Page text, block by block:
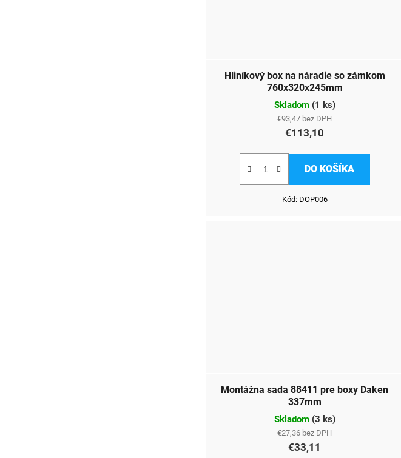
Hliníkový box na náradie so zámkom
760x320x245mm
Skladom (1 ks)
€93,47 bez DPH
€113,10
DO KOŠÍKA
Kód: DOP006
Montážna sada 88411 pre boxy Daken
337mm
Skladom (3 ks)
€27,36 bez DPH
€33,11